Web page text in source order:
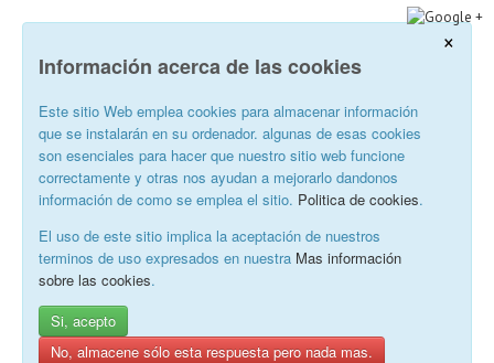
×
Información acerca de las cookies
Este sitio Web emplea cookies para almacenar información
que se instalarán en su ordenador. algunas de esas cookies
son esenciales para hacer que nuestro sitio web funcione
correctamente y otras nos ayudan a mejorarlo dandonos
información de como se emplea el sitio. Politica de cookies.
El uso de este sitio implica la aceptación de nuestros
terminos de uso expresados en nuestra Mas información
sobre las cookies.
Si, acepto
No, almacene sólo esta respuesta pero nada mas.